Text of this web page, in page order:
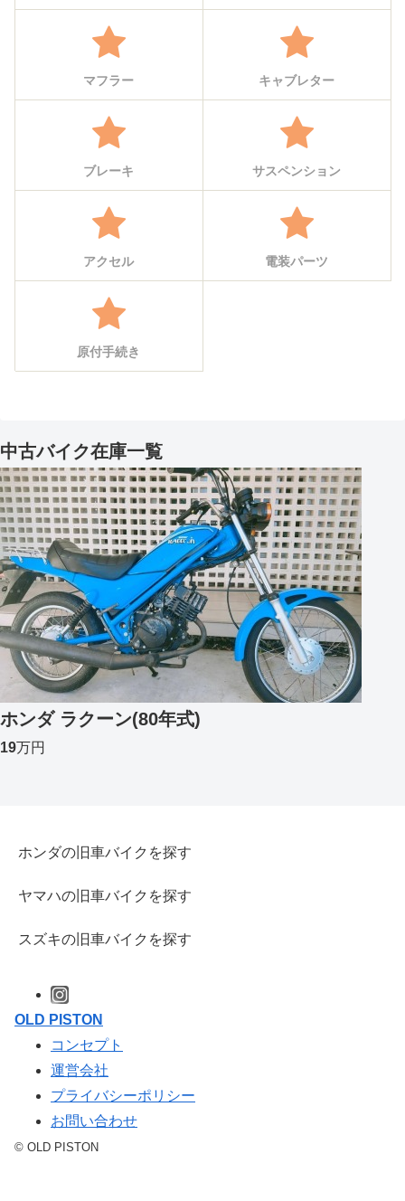
マフラー キャブレター
ブレーキ サスペンション
アクセル 電装パーツ
原付手続き
中古バイク在庫一覧
ホンダ ラクーン(80年式)
19万円
ホンダの旧車バイクを探す
ヤマハの旧車バイクを探す
スズキの旧車バイクを探す
OLD PISTON
コンセプト
運営会社
プライバシーポリシー
お問い合わせ
© OLD PISTON